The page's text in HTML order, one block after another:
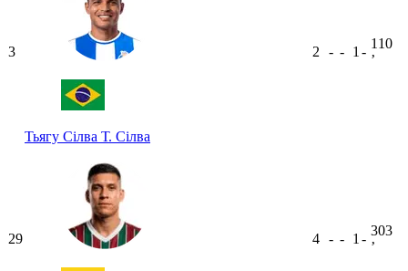
3
Тьягу Сілва Т. Сілва
2 - - 1 -
110
ʼ
29 4 - - 1 -
303
ʼ